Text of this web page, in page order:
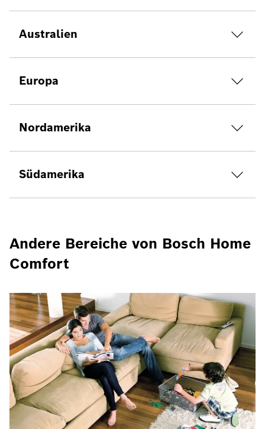
Australien
Europa
Nordamerika
Südamerika
Andere Bereiche von Bosch Home
Comfort